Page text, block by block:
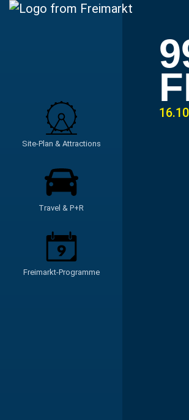
Site-Plan & Attractions
Travel & P+R
Freimarkt-Programme